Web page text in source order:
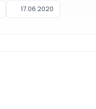
17.06.2020